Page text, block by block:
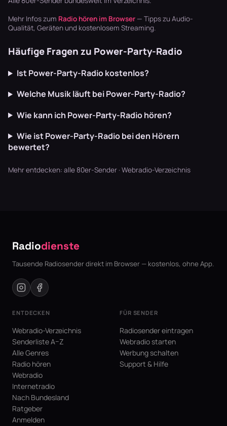
Mehr Infos zum Radio hören im Browser — Tipps zu Audio-
Qualität, Geräten und kostenlosem Streaming.
Häufige Fragen zu Power-Party-Radio
Ist Power-Party-Radio kostenlos?
Welche Musik läuft bei Power-Party-Radio?
Wie kann ich Power-Party-Radio hören?
Wie ist Power-Party-Radio bei den Hörern
bewertet?
Mehr entdecken: alle 80er-Sender · Webradio-Verzeichnis
Radiodienste
Tausende Radiosender direkt im Browser — kostenlos, ohne App.
ENTDECKEN
Webradio-Verzeichnis
Senderliste A–Z
Alle Genres
Radio hören
Webradio
Internetradio
Nach Bundesland
Ratgeber
Anmelden
FÜR SENDER
Radiosender eintragen
Webradio starten
Werbung schalten
Support & Hilfe